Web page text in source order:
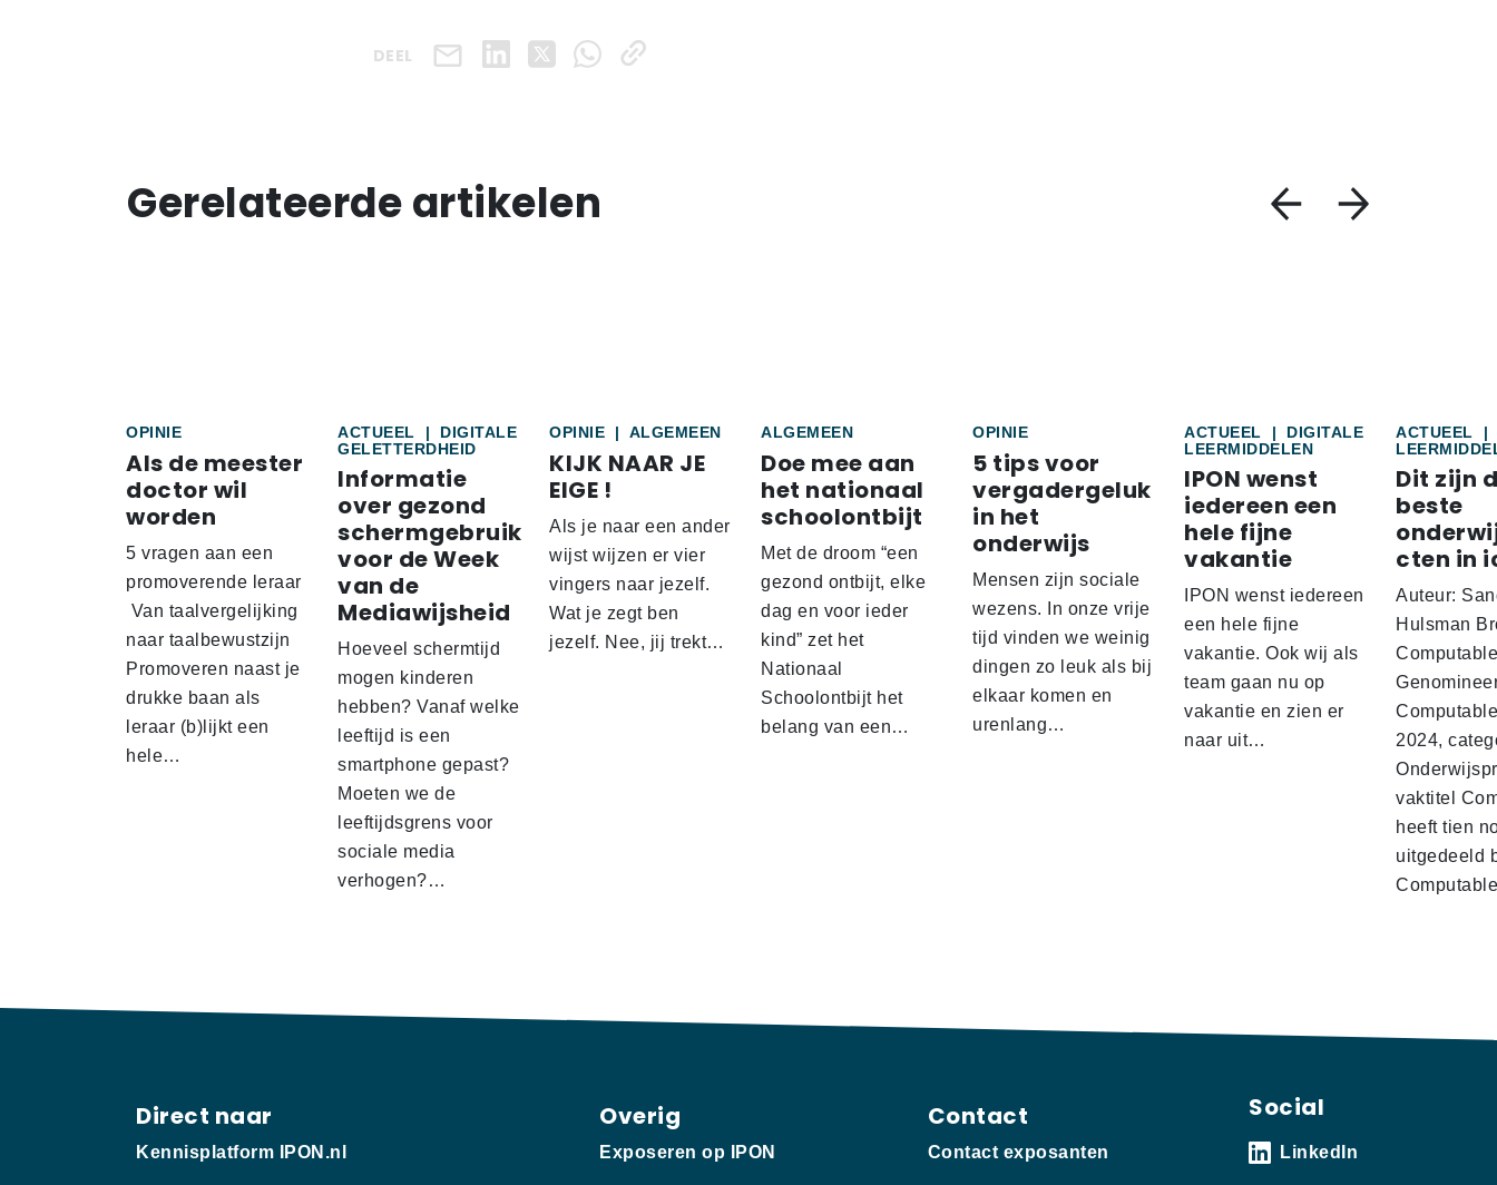
DEEL
Gerelateerde artikelen
OPINIE
Als de meester
doctor wil
worden
5 vragen aan een
promoverende leraar
Van taalvergelijking
naar taalbewustzijn
Promoveren naast je
drukke baan als
leraar (b)lijkt een
hele…
ACTUEEL |
DIGITALE
GELETTERDHEID
Informatie
over gezond
schermgebruik
voor de Week
van de
Mediawijsheid
Hoeveel schermtijd
mogen kinderen
hebben? Vanaf welke
leeftijd is een
smartphone gepast?
Moeten we de
leeftijdsgrens voor
sociale media
verhogen?…
OPINIE | ALGEMEEN
KIJK NAAR JE
EIGE !
Als je naar een ander
wijst wijzen er vier
vingers naar jezelf.
Wat je zegt ben
jezelf. Nee, jij trekt…
ALGEMEEN
Doe mee aan
het nationaal
schoolontbijt
Met de droom “een
gezond ontbijt, elke
dag en voor ieder
kind” zet het
Nationaal
Schoolontbijt het
belang van een…
OPINIE
5 tips voor
vergadergeluk
in het
onderwijs
Mensen zijn sociale
wezens. In onze vrije
tijd vinden we weinig
dingen zo leuk als bij
elkaar komen en
urenlang…
ACTUEEL |
DIGITALE
LEERMIDDELEN
IPON wenst
iedereen een
hele fijne
vakantie
IPON wenst iedereen
een hele fijne
vakantie. Ook wij als
team gaan nu op
vakantie en zien er
naar uit…
ACTUEEL
|
Dit zijn
beste
cten in
Auteur:
Hulsman
Computable
2024,
vaktitel
heeft tien
uitgedeeld
Direct naar
Kennisplatform IPON.nl
Overig
Exposeren op IPON
Contact
Contact exposanten
Social
LinkedIn